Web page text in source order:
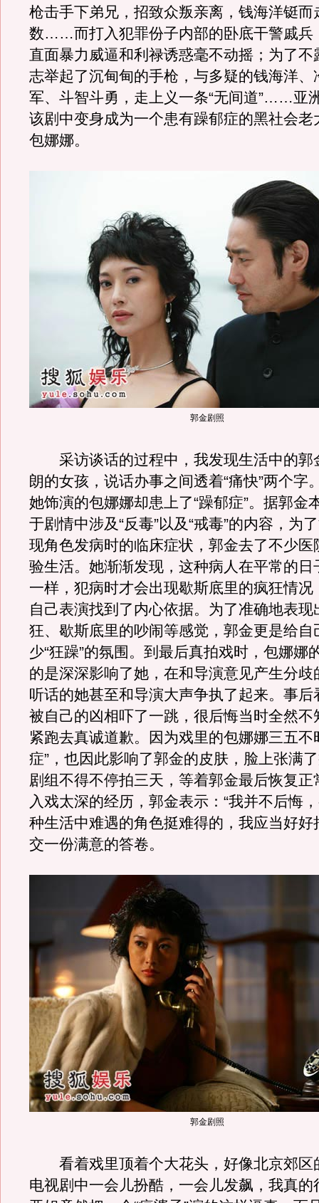
枪击手下弟兄，招致众叛亲离，钱海洋铤而
数……而打入犯罪份子内部的卧底干警戚兵
直面暴力威逼和利禄诱惑毫不动摇；为了不
志举起了沉甸甸的手枪，与多疑的钱海洋、
军、斗智斗勇，走上义一条“无间道”……亚
该剧中变身成为一个患有躁郁症的黑社会
包娜娜。
郭金剧照
采访谈话的过程中，我发现生活中的郭
朗的女孩，说话办事之间透着“痛快”两个字
她饰演的包娜娜却患上了“躁郁症”。据郭金
于剧情中涉及“反毒”以及“戒毒”的内容，为
现角色发病时的临床症状，郭金去了不少医
验生活。她渐渐发现，这种病人在平常的日
一样，犯病时才会出现歇斯底里的疯狂情况
自己表演找到了内心依据。为了准确地表现
狂、歇斯底里的吵闹等感觉，郭金更是给自
少“狂躁”的氛围。到最后真拍戏时，包娜娜
的是深深影响了她，在和导演意见产生分歧
听话的她甚至和导演大声争执了起来。事后
被自己的凶相吓了一跳，很后悔当时全然不
紧跑去真诚道歉。因为戏里的包娜娜三五不
症”，也因此影响了郭金的皮肤，脸上张满
剧组不得不停拍三天，等着郭金最后恢复正
入戏太深的经历，郭金表示：“我并不后悔
种生活中难遇的角色挺难得的，我应当好好
交一份满意的答卷。
郭金剧照
看着戏里顶着个大花头，好像北京郊区
电视剧中一会儿扮酷，一会儿发飙，我真的